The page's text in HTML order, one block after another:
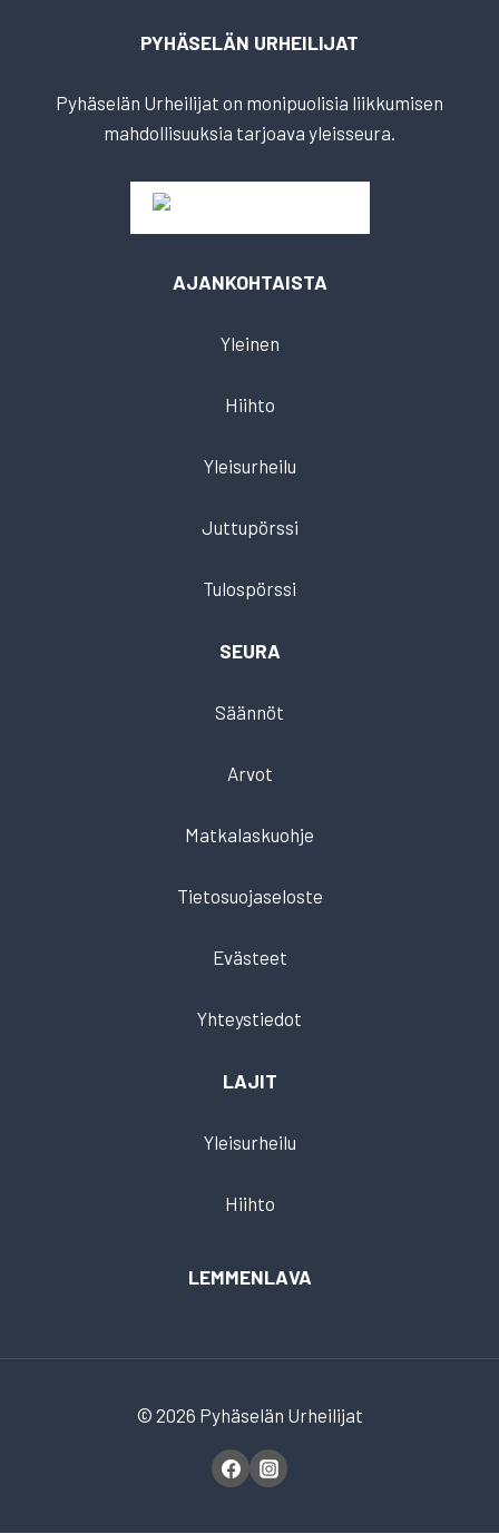
PYHÄSELÄN URHEILIJAT
Pyhäselän Urheilijat on monipuolisia liikkumisen
mahdollisuuksia tarjoava yleisseura.
AJANKOHTAISTA
Yleinen
Hiihto
Yleisurheilu
Juttupörssi
Tulospörssi
SEURA
Säännöt
Arvot
Matkalaskuohje
Tietosuojaseloste
Evästeet
Yhteystiedot
LAJIT
Yleisurheilu
Hiihto
LEMMENLAVA
© 2026 Pyhäselän Urheilijat